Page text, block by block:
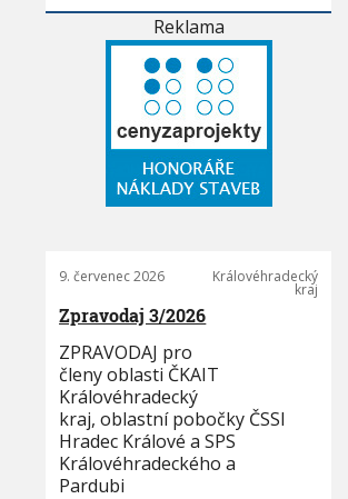
Reklama
9. červenec 2026 Královéhradecký
kraj
Zpravodaj 3/2026
ZPRAVODAJ pro
členy oblasti ČKAIT
Královéhradecký
kraj, oblastní pobočky ČSSI
Hradec Králové a SPS
Královéhradeckého a
Pardubi